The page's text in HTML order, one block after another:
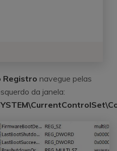
Registro navegue pelas
da janela: